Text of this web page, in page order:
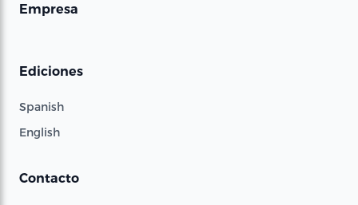
Empresa
Ediciones
Spanish
English
Contacto